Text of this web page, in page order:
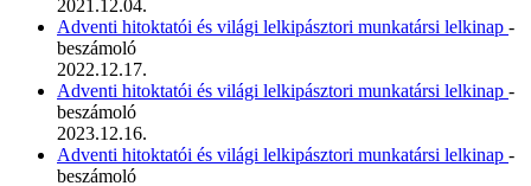
2021.12.04.
Adventi hitoktatói és világi lelkipásztori munkatársi lelkinap -
beszámoló
2022.12.17.
Adventi hitoktatói és világi lelkipásztori munkatársi lelkinap -
beszámoló
2023.12.16.
Adventi hitoktatói és világi lelkipásztori munkatársi lelkinap -
beszámoló